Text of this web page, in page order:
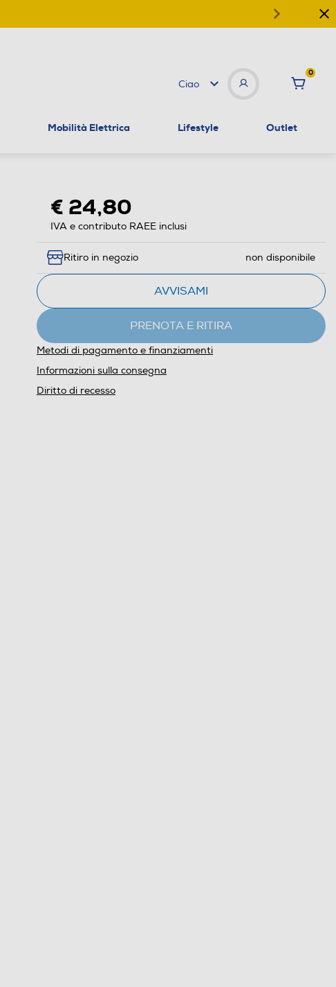
Ciao
0
Mobilità Elettrica Lifestyle Outlet
€ 24,80
IVA e contributo RAEE inclusi
Ritiro in negozio non disponibile
AVVISAMI
PRENOTA E RITIRA
Metodi di pagamento e finanziamenti
Informazioni sulla consegna
Diritto di recesso